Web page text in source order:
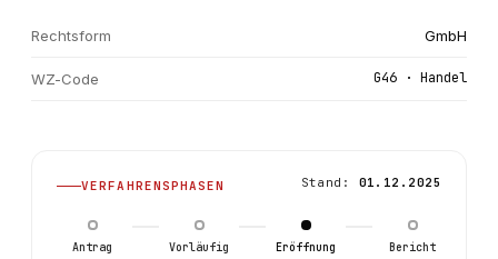
Rechtsform GmbH
WZ-Code G46 · Handel
VERFAHRENSPHASEN Stand: 01.12.2025
Antrag Vorläufig Eröffnung Bericht